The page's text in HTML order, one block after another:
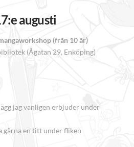
augusti
(från 10 år)
(Ågatan 29, Enköping)
jag vanligen erbjuder under
gärna en titt under fliken